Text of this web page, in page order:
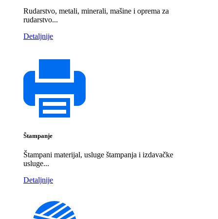
Rudarstvo, metali, minerali, mašine i oprema za
rudarstvo...
Detaljnije
Štampanje
Štampani materijal, usluge štampanja i izdavačke
usluge...
Detaljnije